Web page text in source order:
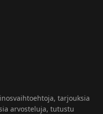
tarjouksia
arvosteluja, tutustu